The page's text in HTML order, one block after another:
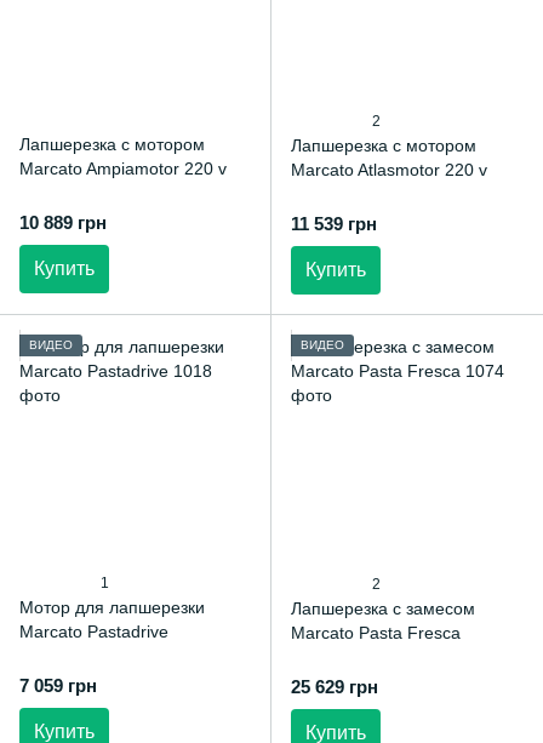
Лапшерезка с мотором
Marcato Ampiamotor 220 v
10 889 грн
Купить
2
Лапшерезка с мотором
Marcato Atlasmotor 220 v
11 539 грн
Купить
ВИДЕО
1
Мотор для лапшерезки
Marcato Pastadrive
7 059 грн
Купить
ВИДЕО
2
Лапшерезка с замесом
Marcato Pasta Fresca
25 629 грн
Купить